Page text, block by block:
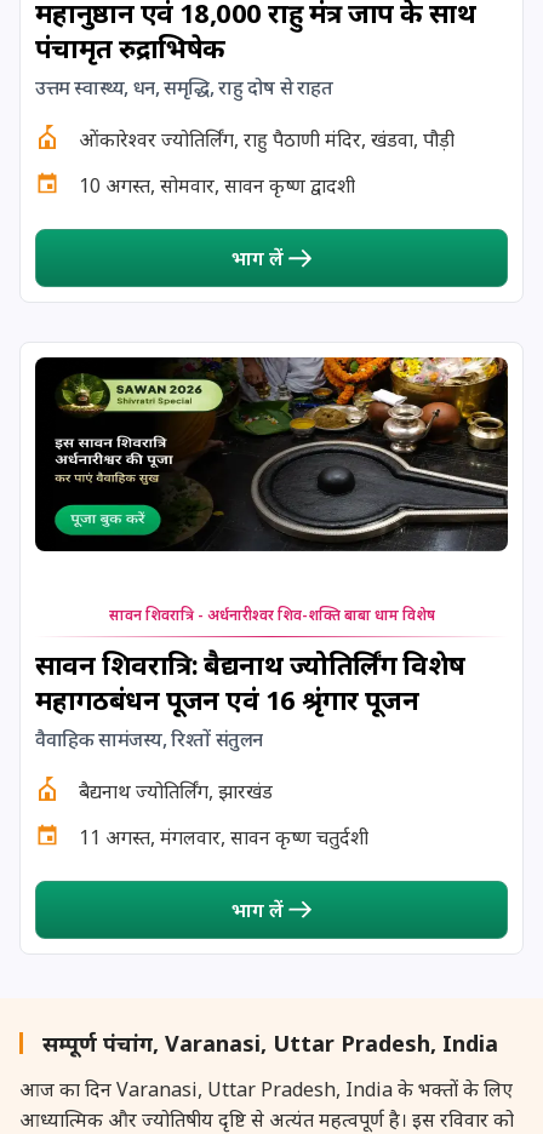
14 September, 2025
15 September, 2025
16 September, 2025
17 September, 2025 कन्या संक्रान्ति
17 September, 2025 विश्वकर्मा पूजा
18 September, 2025 द्वादशी श्राद्ध
19 September, 2025 मघा श्राद्ध
19 September, 2025 त्रयोदशी श्राद्ध
19 September, 2025
19 September, 2025
21 September, 2025 सर्वपित्री दर्श अमावस्या
21 September, 2025 सर्वपित्रू अमावस्या
महानुष्ठान एवं 18,000 राहु मंत्र जाप के साथ
पंचामृत रुद्राभिषेक
उत्तम स्वास्थ्य, धन, समृद्धि, राहु दोष से राहत
ओंकारेश्वर ज्योतिर्लिंग, राहु पैठाणी मंदिर, खंडवा, पौड़ी
10 अगस्त, सोमवार, सावन कृष्ण द्वादशी
भाग लें
सावन शिवरात्रि - अर्धनारीश्वर शिव-शक्ति बाबा धाम विशेष
सावन शिवरात्रि: बैद्यनाथ ज्योतिर्लिंग विशेष
महागठबंधन पूजन एवं 16 श्रृंगार पूजन
वैवाहिक सामंजस्य, रिश्तों संतुलन
बैद्यनाथ ज्योतिर्लिंग, झारखंड
11 अगस्त, मंगलवार, सावन कृष्ण चतुर्दशी
भाग लें
सम्पूर्ण पंचांग, Varanasi, Uttar Pradesh, India
आज का दिन Varanasi, Uttar Pradesh, India के भक्तों के लिए
आध्यात्मिक और ज्योतिषीय दृष्टि से अत्यंत महत्वपूर्ण है। इस रविवार को